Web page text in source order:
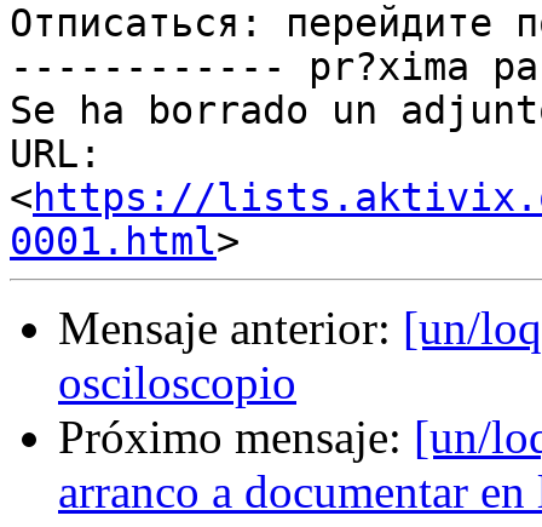
Отписаться: перейдите
------------ pr?xima
Se ha borrado un
URL:
<https://
0001.html
Mensaje anterior: [un/
osciloscopio
Próximo mensaje: [un/
arranco a documentar